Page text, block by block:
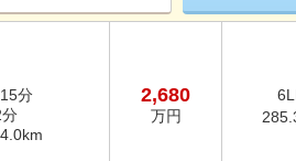
分
2,680
万円